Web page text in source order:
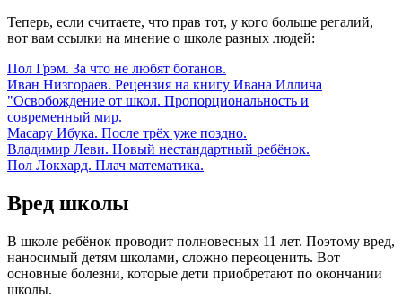
Теперь, если считаете, что прав тот, у кого больше регалий,
вот вам ссылки на мнение о школе разных людей:
Пол Грэм. За что не любят ботанов.
Иван Низгораев. Рецензия на книгу Ивана Иллича
"Освобождение от школ. Пропорциональность и
современный мир.
Масару Ибука. После трёх уже поздно.
Владимир Леви. Новый нестандартный ребёнок.
Пол Локхард. Плач математика.
Вред школы
В школе ребёнок проводит полновесных 11 лет. Поэтому вред,
наносимый детям школами, сложно переоценить. Вот
основные болезни, которые дети приобретают по окончании
школы.